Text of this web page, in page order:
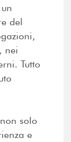
del
nei
Tutto
solo
e